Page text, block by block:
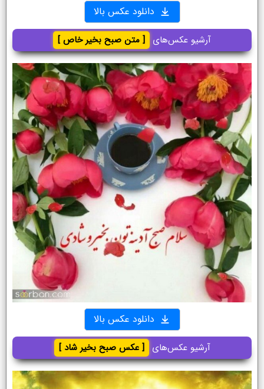
دانلود عکس بالا
آرشیو عکس‌های [ متن صبح بخیر خاص ]
دانلود عکس بالا
آرشیو عکس‌های [ عکس صبح بخیر شاد ]